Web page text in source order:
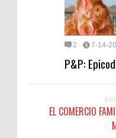
2 7-14-
P&P:
EL COMERCIO